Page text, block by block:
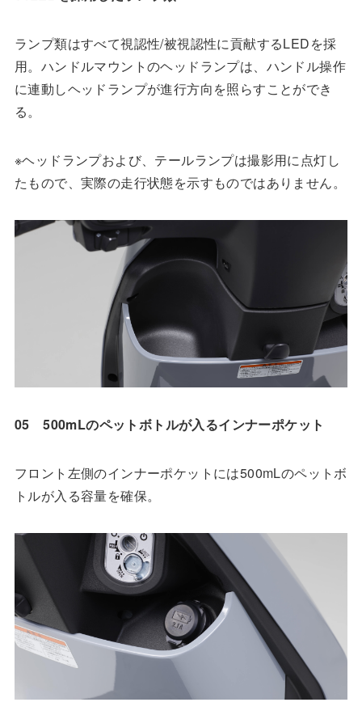
ランプ類はすべて視認性/被視認性に貢献するLEDを採
用。ハンドルマウントのヘッドランプは、ハンドル操作
に連動しヘッドランプが進行方向を照らすことができ
る。
※ヘッドランプおよび、テールランプは撮影用に点灯し
たもので、実際の走行状態を示すものではありません。
05 500mLのペットボトルが入るインナーポケット
フロント左側のインナーポケットには500mLのペットボ
トルが入る容量を確保。